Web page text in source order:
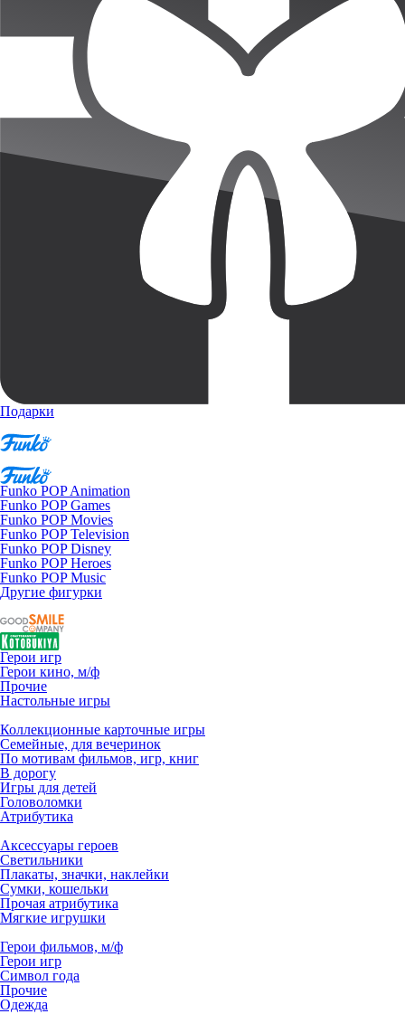
Подарки
Funko POP Animation
Funko POP Games
Funko POP Movies
Funko POP Television
Funko POP Disney
Funko POP Heroes
Funko POP Music
Другие фигурки
Герои игр
Герои кино, м/ф
Прочие
Настольные игры
Коллекционные карточные игры
Семейные, для вечеринок
По мотивам фильмов, игр, книг
В дорогу
Игры для детей
Головоломки
Атрибутика
Аксессуары героев
Светильники
Плакаты, значки, наклейки
Сумки, кошельки
Прочая атрибутика
Мягкие игрушки
Герои фильмов, м/ф
Герои игр
Символ года
Прочие
Одежда